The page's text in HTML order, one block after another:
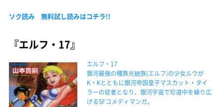
ソク読み 無料試し読みはコチラ!!
『エルフ・17』
エルフ・17
銀河最強の種族光翅族(エルフ)の少女ルウが
K・Kとともに銀河帝国皇子マスカット・タイ
ラーの従者となり、銀河宇宙で珍道中を繰り広
げるSFコメディマンガ。